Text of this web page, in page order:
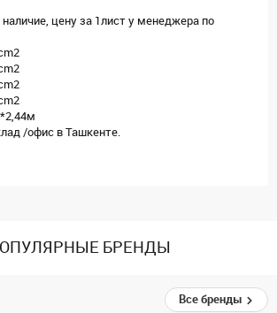
цену за 1лист у менеджера по
/офис в Ташкенте.
БРЕНДЫ
Все бренды